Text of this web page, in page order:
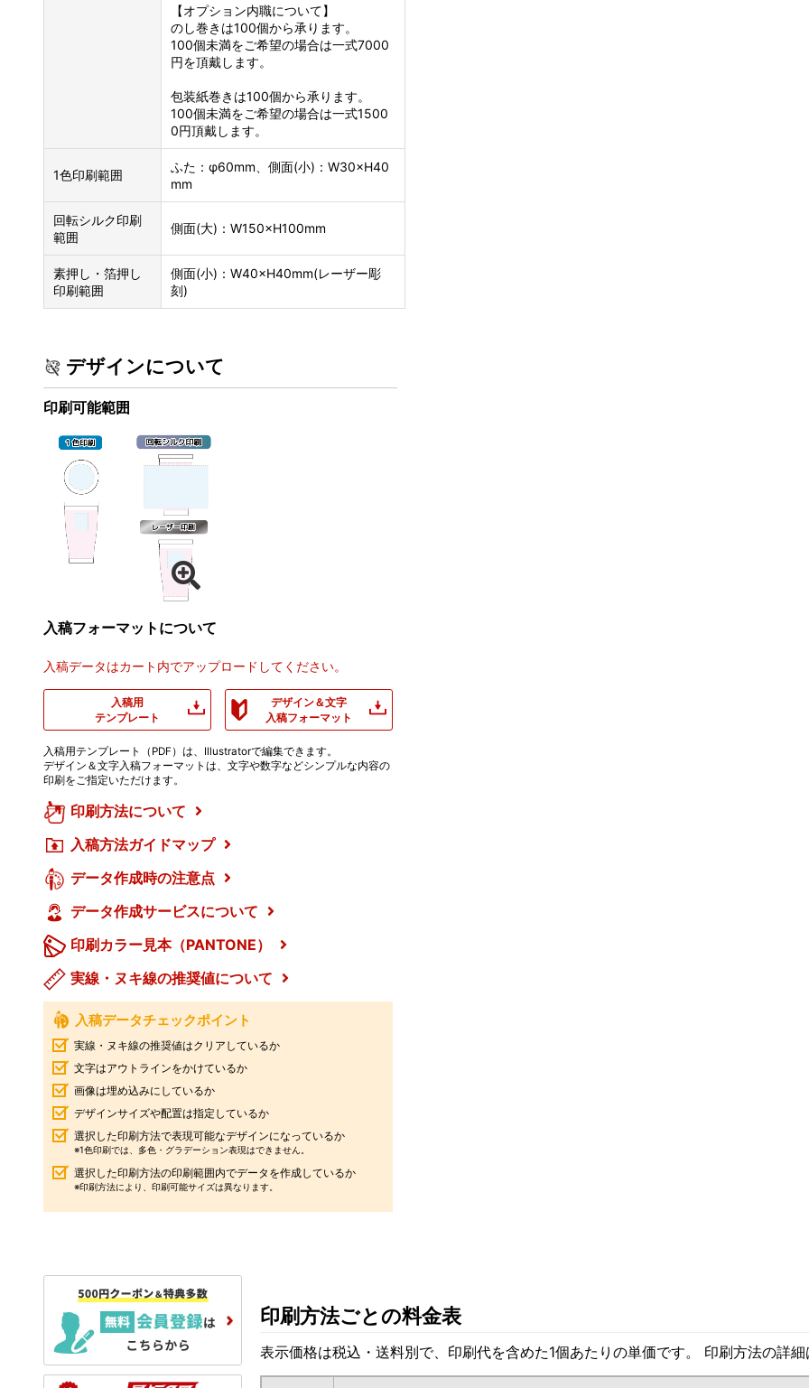
【オプション内職について】
のし巻きは100個から承ります。
100個未満をご希望の場合は一式7000
円を頂戴します。
包装紙巻きは100個から承ります。
100個未満をご希望の場合は一式1500
0円頂戴します。
1色印刷範囲
ふた：φ60mm、側面(小)：W30×H40
mm
回転シルク印刷
範囲
側面(大)：W150×H100mm
素押し・箔押し
印刷範囲
側面(小)：W40×H40mm(レーザー彫
刻)
デザインについて
印刷可能範囲
入稿フォーマットについて
入稿データはカート内でアップロードしてください。
入稿用
テンプレート
デザイン＆文字
入稿フォーマット
入稿用テンプレート（PDF）は、Illustratorで編集できます。
デザイン＆文字入稿フォーマットは、文字や数字などシンプルな内容の
印刷をご指定いただけます。
印刷方法について
入稿方法ガイドマップ
データ作成時の注意点
データ作成サービスについて
印刷カラー見本（PANTONE）
実線・ヌキ線の推奨値について
入稿データチェックポイント
実線・ヌキ線の推奨値はクリアしているか
文字はアウトラインをかけているか
画像は埋め込みにしているか
デザインサイズや配置は指定しているか
選択した印刷方法で表現可能なデザインになっているか
※1色印刷では、多色・グラデーション表現はできません。
選択した印刷方法の印刷範囲内でデータを作成しているか
※印刷方法により、印刷可能サイズは異なります。
印刷方法ごとの料金表
表示価格は税込・送料別で、印刷代を含めた1個あたりの単価です。 印刷方法の詳